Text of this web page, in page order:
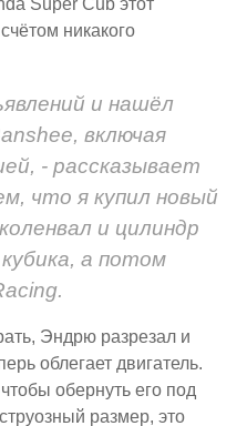
Super Cub этот
никакого
и нашёл
включая
- рассказывает
что я купил новый
и цилиндр
а потом
Эндрю разрезал и
облегает двигатель.
обернуть его под
размер, это